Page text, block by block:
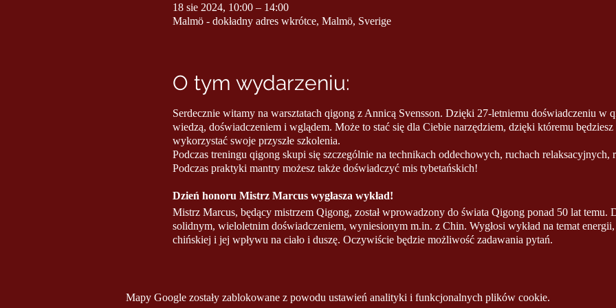
18 sie 2024, 10:00 – 14:00
Malmö - dokładny adres wkrótce, Malmö, Sverige
O tym wydarzeniu:
Serdecznie witamy na warsztatach qigong z Annicą Svensson. Dzięki 27-letniemu doświadczeniu w
wiedzą, doświadczeniem i wglądem. Może to stać się dla Ciebie narzędziem, dzięki któremu będziesz
wykorzystać swoje przyszłe szkolenia.
Podczas treningu qigong skupi się szczególnie na technikach oddechowych, ruchach relaksacyjnych,
Podczas praktyki mantry możesz także doświadczyć mis tybetańskich!
Dzień honoru Mistrz Marcus wygłasza wykład!
Mistrz Marcus, będący mistrzem Qigong, został wprowadzony do świata Qigong ponad 50 lat temu.
solidnym, wieloletnim doświadczeniem, wyniesionym m.in. z Chin. Wygłosi wykład na temat
chińskiej i jej wpływu na ciało i duszę. Oczywiście będzie możliwość zadawania pytań.
warsztatów, które będą dla Ciebie początkiem lepszego i zdrowszego życia.
Mapy Google zostały zablokowane z powodu ustawień analityki i funkcjonalnych plików cookie.